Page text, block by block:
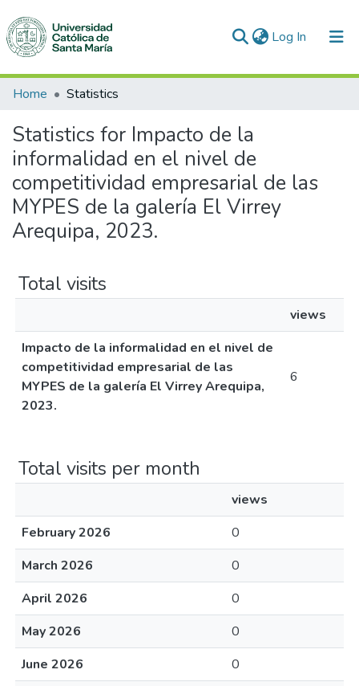
Log In (current)
Communities & Collections
All of DSpace
Home Statistics
Statistics for Impacto de la
informalidad en el nivel de
competitividad empresarial de las
MYPES de la galería El Virrey
Arequipa, 2023.
Total visits
views
Impacto de la informalidad en el nivel de
competitividad empresarial de las
MYPES de la galería El Virrey Arequipa,
2023.
6
Total visits per month
views
February 2026
0
March 2026
0
April 2026
0
May 2026
0
June 2026
0